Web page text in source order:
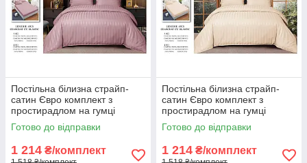
Постільна білизна страйп-
сатин Євро комплект з
простирадлом на гумці
180*200+25см, Тканина -
Бавовна
Готово до відправки
1 214 ₴/комплект
Постільна білизна страйп-
сатин Євро комплект з
простирадлом на гумці
180*200+25см, Тканина -
Бавовна
Готово до відправки
1 214 ₴/комплект